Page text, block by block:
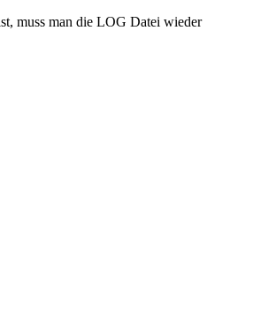
muss man die LOG Datei wieder